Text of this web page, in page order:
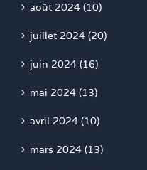
août 2024 (10)
juillet 2024 (20)
juin 2024 (16)
mai 2024 (13)
avril 2024 (10)
mars 2024 (13)